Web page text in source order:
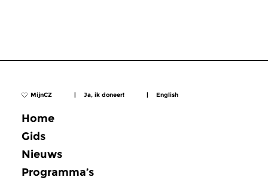
MijnCZ | Ja, ik doneer! | English
Home
Gids
Nieuws
Programma’s